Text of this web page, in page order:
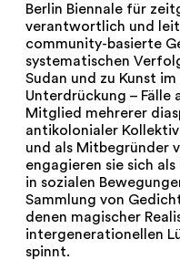
Berlin Biennale für
verantwortlich und
community-basierte
systematischen
Sudan und zu Kunst
Unterdrückung – Fälle
Mitglied mehrerer
antikolonialer
und als Mitbegründer
engagieren sie sich
in sozialen
Sammlung von
denen magischer
intergenerationellen
spinnt.